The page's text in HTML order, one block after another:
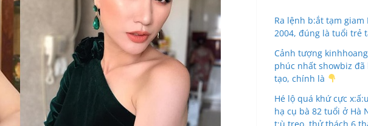
Ra lệnh b:ắt tạm giam
2004, đúng là tuổi trẻ
Cảnh tượng
phúc nhất showbiz
tạo, chính là
Hé lộ quá khứ cực
hạ cụ bà 82 tuổi ở Hà